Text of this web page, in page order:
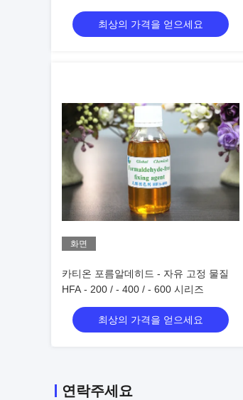
최상의 가격을 얻으세요
화면
카티온 포름알데히드 - 자유 고정 물질
HFA - 200 / - 400 / - 600 시리즈
최상의 가격을 얻으세요
연락주세요